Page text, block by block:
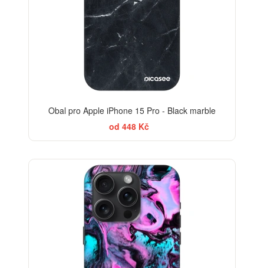
Obal pro Apple iPhone 15 Pro - Black marble
od 448 Kč